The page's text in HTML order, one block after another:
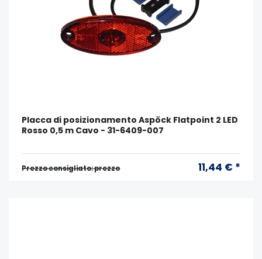
Placca di posizionamento Aspöck Flatpoint 2 LED
Rosso 0,5 m Cavo - 31-6409-007
Prezzo consigliato: prezzo 11,44 € *